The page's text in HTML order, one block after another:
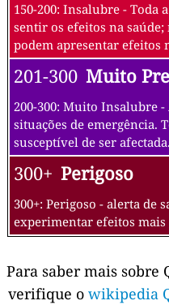
150-200: Insalubre - Toda
sentir os efeitos na
podem apresentar efeitos
201-300 Muito
200-300: Muito Insalubre -
situações de emergência.
susceptível de ser afectada.
300+ Perigoso
300+: Perigoso - alerta de
experimentar efeitos mais
Para saber mais sobre
verifique o wikipedia